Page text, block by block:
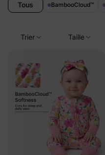
Tous BambooCloud™
Trier Taille